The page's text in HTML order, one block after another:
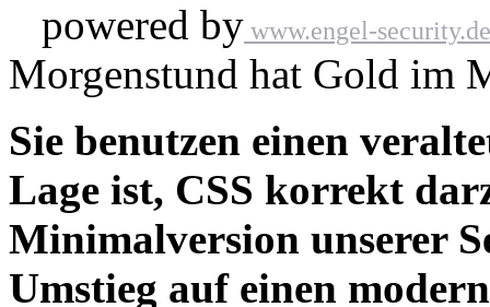
powered by www.engel-security.de
Morgenstund hat Gold im
Sie benutzen einen
Lage ist, CSS korrekt
Minimalversion unserer
Umstieg auf einen